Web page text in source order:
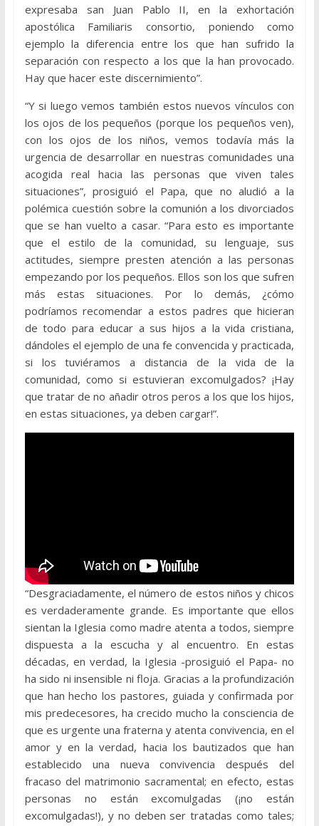
expresaba san Juan Pablo II, en la exhortación
apostólica Familiaris consortio, poniendo como
ejemplo la diferencia entre los que han sufrido la
separación con respecto a los que la han provocado.
Hay que hacer este discernimiento”.
“Y si luego vemos también estos nuevos vínculos con
los ojos de los pequeños (porque los pequeños ven),
con los ojos de los niños, vemos todavía más la
urgencia de desarrollar en nuestras comunidades una
acogida real hacia las personas que viven tales
situaciones”, prosiguió el Papa, que no aludió a la
polémica cuestión sobre la comunión a los divorciados
que se han vuelto a casar. “Para esto es importante
que el estilo de la comunidad, su lenguaje, sus
actitudes, siempre presten atención a las personas
empezando por los pequeños. Ellos son los que sufren
más estas situaciones. Por lo demás, ¿cómo
podríamos recomendar a estos padres que hicieran
de todo para educar a sus hijos a la vida cristiana,
dándoles el ejemplo de una fe convencida y practicada,
si los tuviéramos a distancia de la vida de la
comunidad, como si estuvieran excomulgados? ¡Hay
que tratar de no añadir otros peros a los que los hijos,
en estas situaciones, ya deben cargar!”.
“Desgraciadamente, el número de estos niños y chicos
es verdaderamente grande. Es importante que ellos
sientan la Iglesia como madre atenta a todos, siempre
dispuesta a la escucha y al encuentro. En estas
décadas, en verdad, la Iglesia -prosiguió el Papa- no
ha sido ni insensible ni floja. Gracias a la profundización
que han hecho los pastores, guiada y confirmada por
mis predecesores, ha crecido mucho la consciencia de
que es urgente una fraterna y atenta convivencia, en el
amor y en la verdad, hacia los bautizados que han
establecido una nueva convivencia después del
fracaso del matrimonio sacramental; en efecto, estas
personas no están excomulgadas (¡no están
excomulgadas!), y no deben ser tratadas como tales;